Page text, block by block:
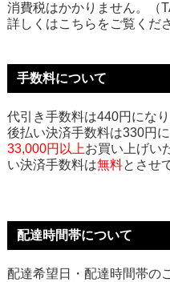
消費税はかかりません。（
詳しくはこちらをご覧くだ
手数料について
代引き手数料は440円になり
後払い決済手数料は330円に
33,000円以上お買い上げい
い決済手数料は無料とさせ
配達時間帯について
配達希望日・配達時間帯の